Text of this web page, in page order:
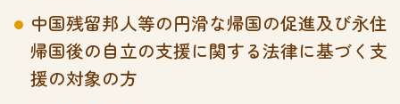
中国残留邦人等の円滑な帰国の促進及び永住
帰国後の自立の支援に関する法律に基づく支
援の対象の方